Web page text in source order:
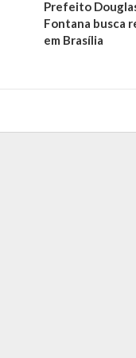
Prefeito
Fontana busca
em Brasília